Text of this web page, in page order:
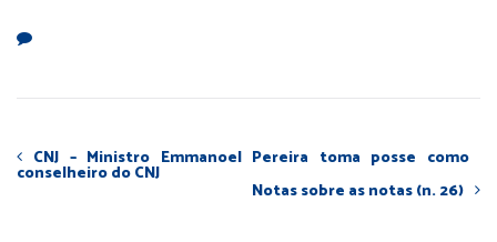
CNJ – Ministro Emmanoel Pereira toma posse como
conselheiro do CNJ
Notas sobre as notas (n. 26)